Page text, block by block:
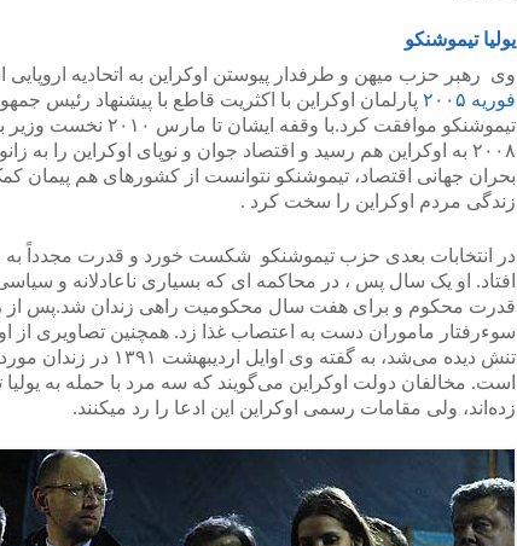
یولیا تیموشنکو
وی رهبر حزب میهن و طرفدار پیوستن اوکراین به اتحادیه اروپایی
فوریه ۲۰۰۵ پارلمان اوکراین با اکثریت قاطع با پیشنهاد رئیس
تیموشنکو موافقت کرد.با
۲۰۰۸ به اوکراین هم رسید و اقتصاد جوان و نوپای اوکراین را به
بحران جهانی اقتصاد، تیموشنکو نتوانست از کشورهای هم پیمان
زندگی مردم اوکراین را سخت کرد .
در انتخابات بعدی حزب تیموشنکو شکست خورد و قدرت مجدداً
افتاد. او یک سال پس ، در محاکمه ای که بسیاری ناعادلانه و
قدرت محکوم و برای هفت سال محکومیت راهی زندان شد.پس از
سوءرفتار ماموران دست به اعتصاب غذا زد. همچنین تصاویری از
تنش دیده می‌شد، به گفته
است. مخالفان دولت اوکراین می‌گویند که سه مرد با حمله به
زده‌اند، ولی مقامات رسمی اوکراین این ادعا را رد میکنند.